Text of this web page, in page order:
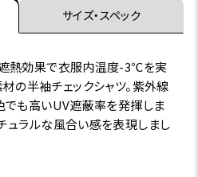
サイズ・スペック
熱効果で衣服内温度-3℃を実
の半袖チェックシャツ。紫外線
でも高いUV遮蔽率を発揮しま
ュラルな風合い感を表現しまし